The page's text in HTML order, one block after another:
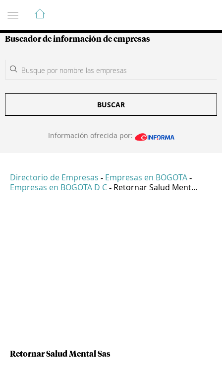
Guía de Empresas Colombianas
Buscador de información de empresas
BUSCAR
Información ofrecida por:
Directorio de Empresas - Empresas en BOGOTA -
Empresas en BOGOTA D C - Retornar Salud Ment...
Retornar Salud Mental Sas